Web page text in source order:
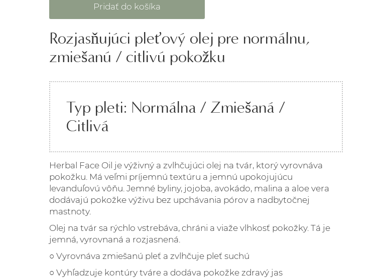
Rozjasňujúci pleťový olej pre normálnu,
zmiešanú / citlivú pokožku
Typ pleti: Normálna / Zmiešaná /
Citlivá
Herbal Face Oil je výživný a zvlhčujúci olej na tvár, ktorý vyrovnáva
pokožku. Má veľmi príjemnú textúru a jemnú upokojujúcu
levanduľovú vôňu. Jemné byliny, jojoba, avokádo, malina a aloe vera
dodávajú pokožke výživu bez upchávania pórov a nadbytočnej
mastnoty.
Olej na tvár sa rýchlo vstrebáva, chráni a viaže vlhkosť pokožky. Tá je
jemná, vyrovnaná a rozjasnená.
○ Vyrovnáva zmiešanú pleť a zvlhčuje pleť suchú
○ Vyhľadzuje kontúry tváre a dodáva pokožke zdravý jas